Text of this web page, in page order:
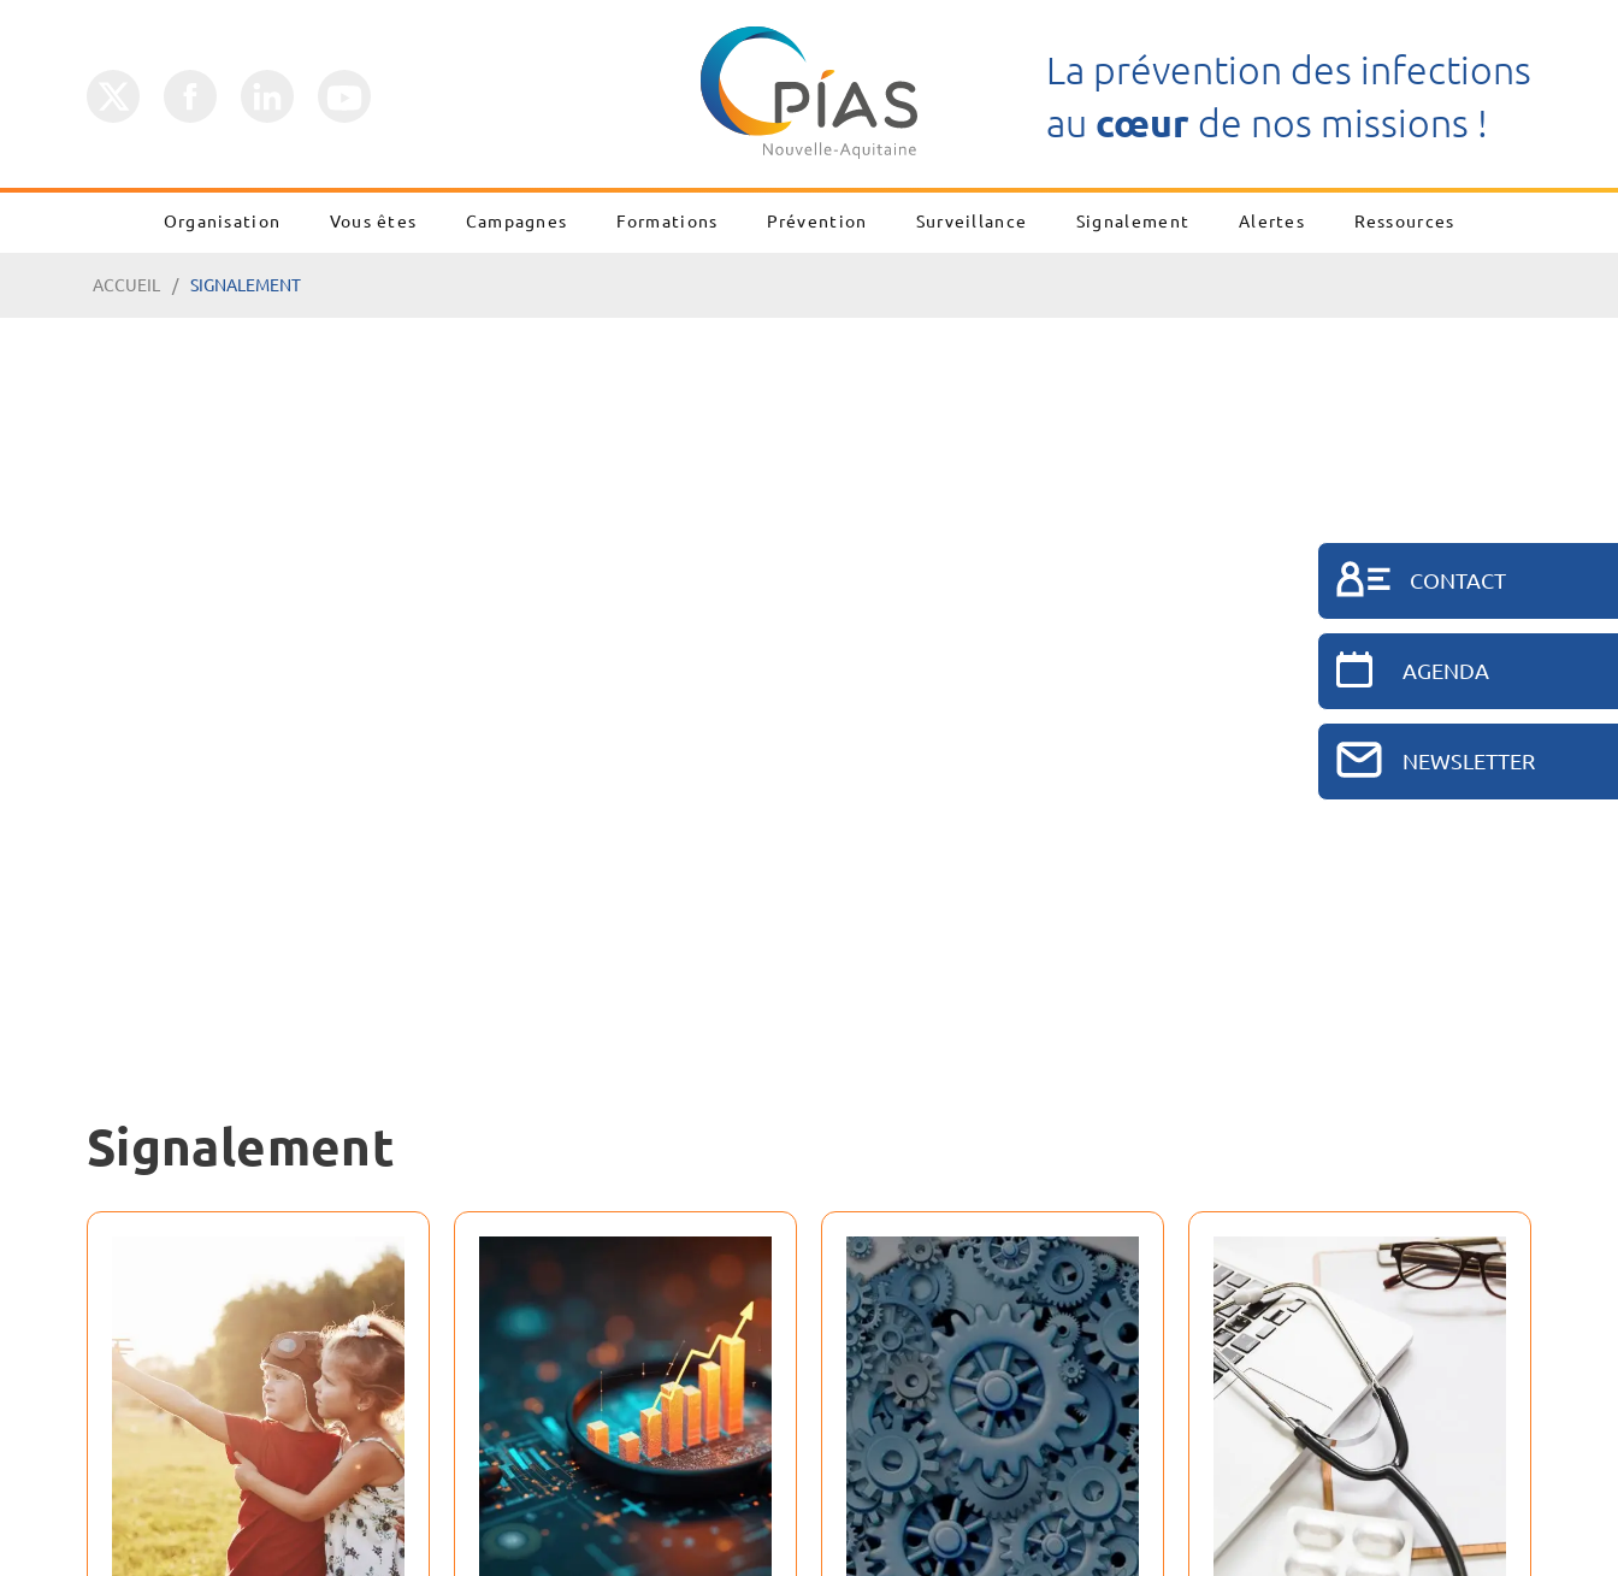
La prévention des infections
au cœur de nos missions !
Organisation Vous êtes Campagnes Formations Prévention Surveillance Signalement Alertes Ressources
CONTACT
AGENDA
NEWSLETTER
ACCUEIL SIGNALEMENT
Signalement